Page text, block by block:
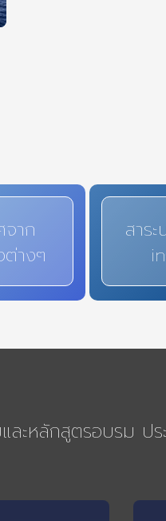
จาก
ต่างๆ
สาร
ละหลักสูตรอบรม ป